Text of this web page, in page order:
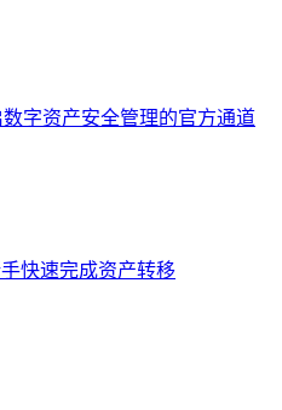
字资产安全管理的官方通道
快速完成资产转移